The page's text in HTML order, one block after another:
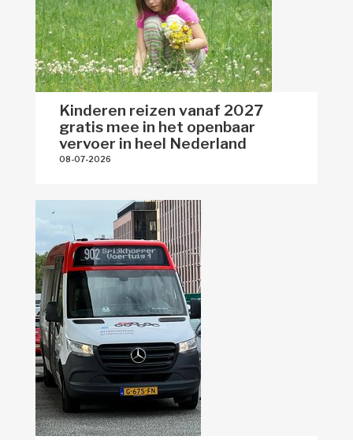
Kinderen reizen vanaf 2027
gratis mee in het openbaar
vervoer in heel Nederland
08-07-2026